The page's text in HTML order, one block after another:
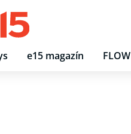
e15 magazín FLOW